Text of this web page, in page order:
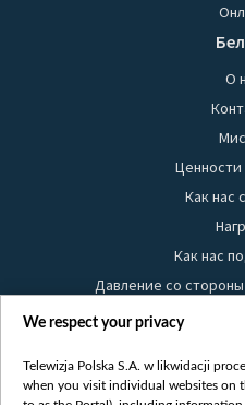
О
Ценности
Как нас
Как нас
Давление со
Правила
We respect your privacy
Telewizja Polska S.A. w likwidacji
when you visit individual websites on